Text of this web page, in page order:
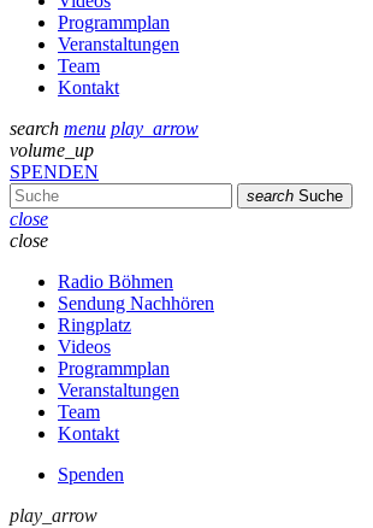
Programmplan
Veranstaltungen
Team
Kontakt
search menu play_arrow
volume_up
SPENDEN
search Suche
close
close
Radio Böhmen
Sendung Nachhören
Ringplatz
Videos
Programmplan
Veranstaltungen
Team
Kontakt
Spenden
play_arrow